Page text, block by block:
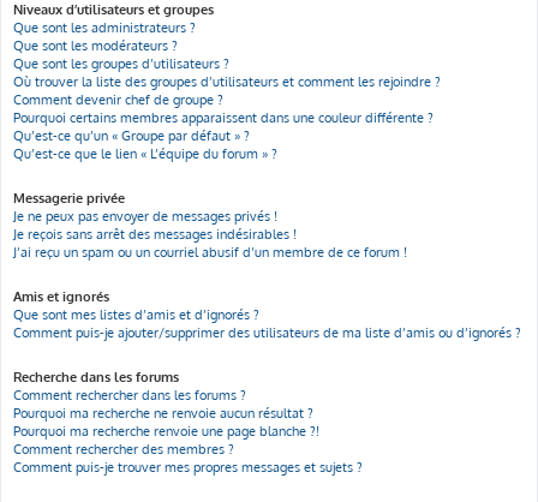
Niveaux d’utilisateurs et groupes
Que sont les administrateurs ?
Que sont les modérateurs ?
Que sont les groupes d’utilisateurs ?
Où trouver la liste des groupes d’utilisateurs et comment les rejoindre ?
Comment devenir chef de groupe ?
Pourquoi certains membres apparaissent dans une couleur différente ?
Qu’est-ce qu’un « Groupe par défaut » ?
Qu’est-ce que le lien « L’équipe du forum » ?
Messagerie privée
Je ne peux pas envoyer de messages privés !
Je reçois sans arrêt des messages indésirables !
J’ai reçu un spam ou un courriel abusif d’un membre de ce forum !
Amis et ignorés
Que sont mes listes d’amis et d’ignorés ?
Comment puis-je ajouter/supprimer des utilisateurs de ma liste d’amis ou d’ignorés ?
Recherche dans les forums
Comment rechercher dans les forums ?
Pourquoi ma recherche ne renvoie aucun résultat ?
Pourquoi ma recherche renvoie une page blanche ?!
Comment rechercher des membres ?
Comment puis-je trouver mes propres messages et sujets ?